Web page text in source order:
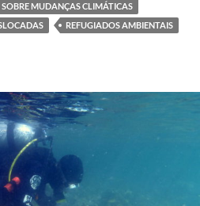
MUDANÇAS CLIMÁTICAS
REFUGIADOS AMBIENTAIS